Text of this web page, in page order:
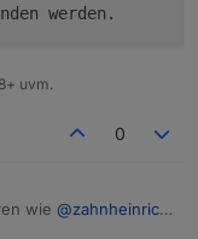
werden.
uvm.
0
wie @zahnheinrich